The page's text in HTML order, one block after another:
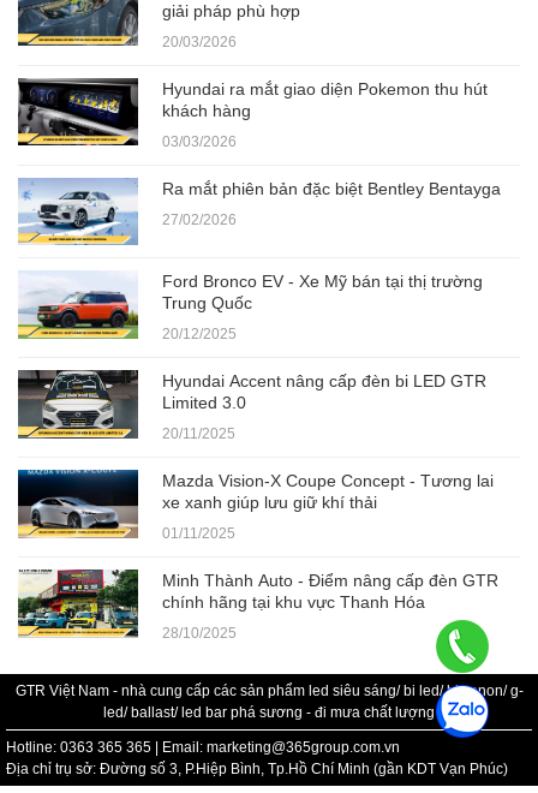
giải pháp phù hợp
20/03/2026
Hyundai ra mắt giao diện Pokemon thu hút
khách hàng
03/03/2026
Ra mắt phiên bản đặc biệt Bentley Bentayga
27/02/2026
Ford Bronco EV - Xe Mỹ bán tại thị trường
Trung Quốc
20/12/2025
Hyundai Accent nâng cấp đèn bi LED GTR
Limited 3.0
20/11/2025
Mazda Vision-X Coupe Concept - Tương lai
xe xanh giúp lưu giữ khí thải
01/11/2025
Minh Thành Auto - Điểm nâng cấp đèn GTR
chính hãng tại khu vực Thanh Hóa
28/10/2025
GTR Việt Nam - nhà cung cấp các sản phẩm led siêu sáng/ bi led/ bi xenon/ g-
led/ ballast/ led bar phá sương - đi mưa chất lượng
Hotline: 0363 365 365 | Email: marketing@365group.com.vn
Địa chỉ trụ sở: Đường số 3, P.Hiệp Bình, Tp.Hồ Chí Minh (gần KDT Vạn Phúc)